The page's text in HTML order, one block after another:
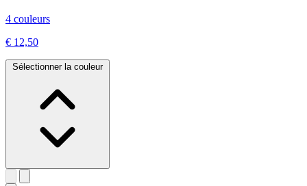
4 couleurs
€ 12,50
Sélectionner la couleur